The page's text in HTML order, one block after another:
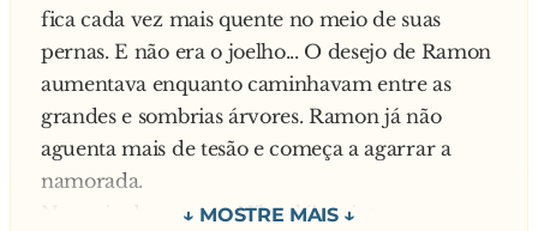
fica cada vez mais quente no meio de suas
pernas. E não era o joelho... O desejo de Ramon
aumentava enquanto caminhavam entre as
grandes e sombrias árvores. Ramon já não
aguenta mais de tesão e começa a agarrar a
namorada.
No meio do amasso, Nilzecléia o interrompe,